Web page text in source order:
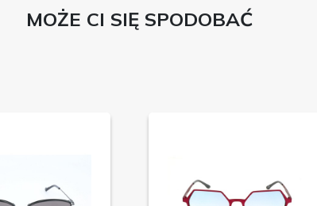
MOŻE CI SIĘ SPODOBAĆ